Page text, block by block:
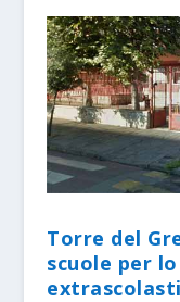
Torre del
scuole per